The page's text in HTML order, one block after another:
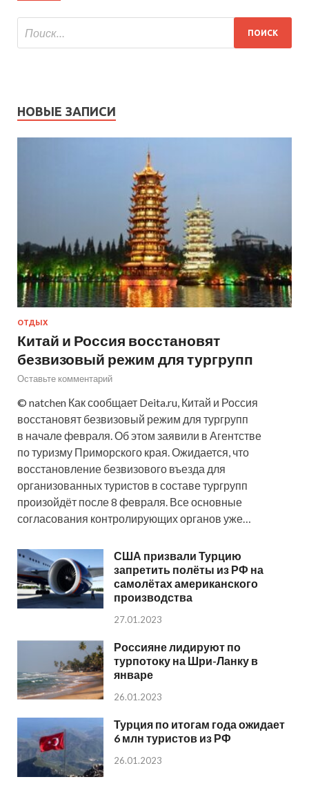
НОВЫЕ ЗАПИСИ
ОТДЫХ
Китай и Россия восстановят
безвизовый режим для тургрупп
Оставьте комментарий
© natchen Как сообщает Deita.ru, Китай и Россия
восстановят безвизовый режим для тургрупп
в начале февраля. Об этом заявили в Агентстве
по туризму Приморского края. Ожидается, что
восстановление безвизового въезда для
организованных туристов в составе тургрупп
произойдёт после 8 февраля. Все основные
согласования контролирующих органов уже…
США призвали Турцию
запретить полёты из РФ на
самолётах американского
производства
27.01.2023
Россияне лидируют по
турпотоку на Шри-Ланку в
январе
26.01.2023
Турция по итогам года ожидает
6 млн туристов из РФ
26.01.2023